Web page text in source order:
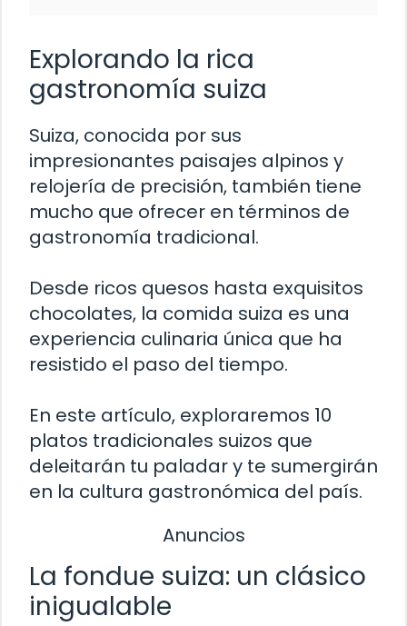
Explorando la rica
gastronomía suiza
Suiza, conocida por sus
impresionantes paisajes alpinos y
relojería de precisión, también tiene
mucho que ofrecer en términos de
gastronomía tradicional.
Desde ricos quesos hasta exquisitos
chocolates, la comida suiza es una
experiencia culinaria única que ha
resistido el paso del tiempo.
En este artículo, exploraremos 10
platos tradicionales suizos que
deleitarán tu paladar y te sumergirán
en la cultura gastronómica del país.
Anuncios
La fondue suiza: un clásico
inigualable